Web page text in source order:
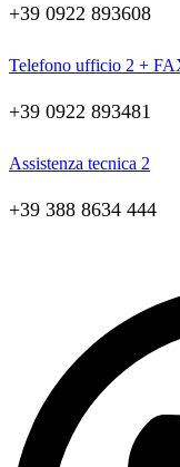
+39 0922 893608
Telefono ufficio 2 +
+39 0922 893481
Assistenza tecnica 2
+39 388 8634 444